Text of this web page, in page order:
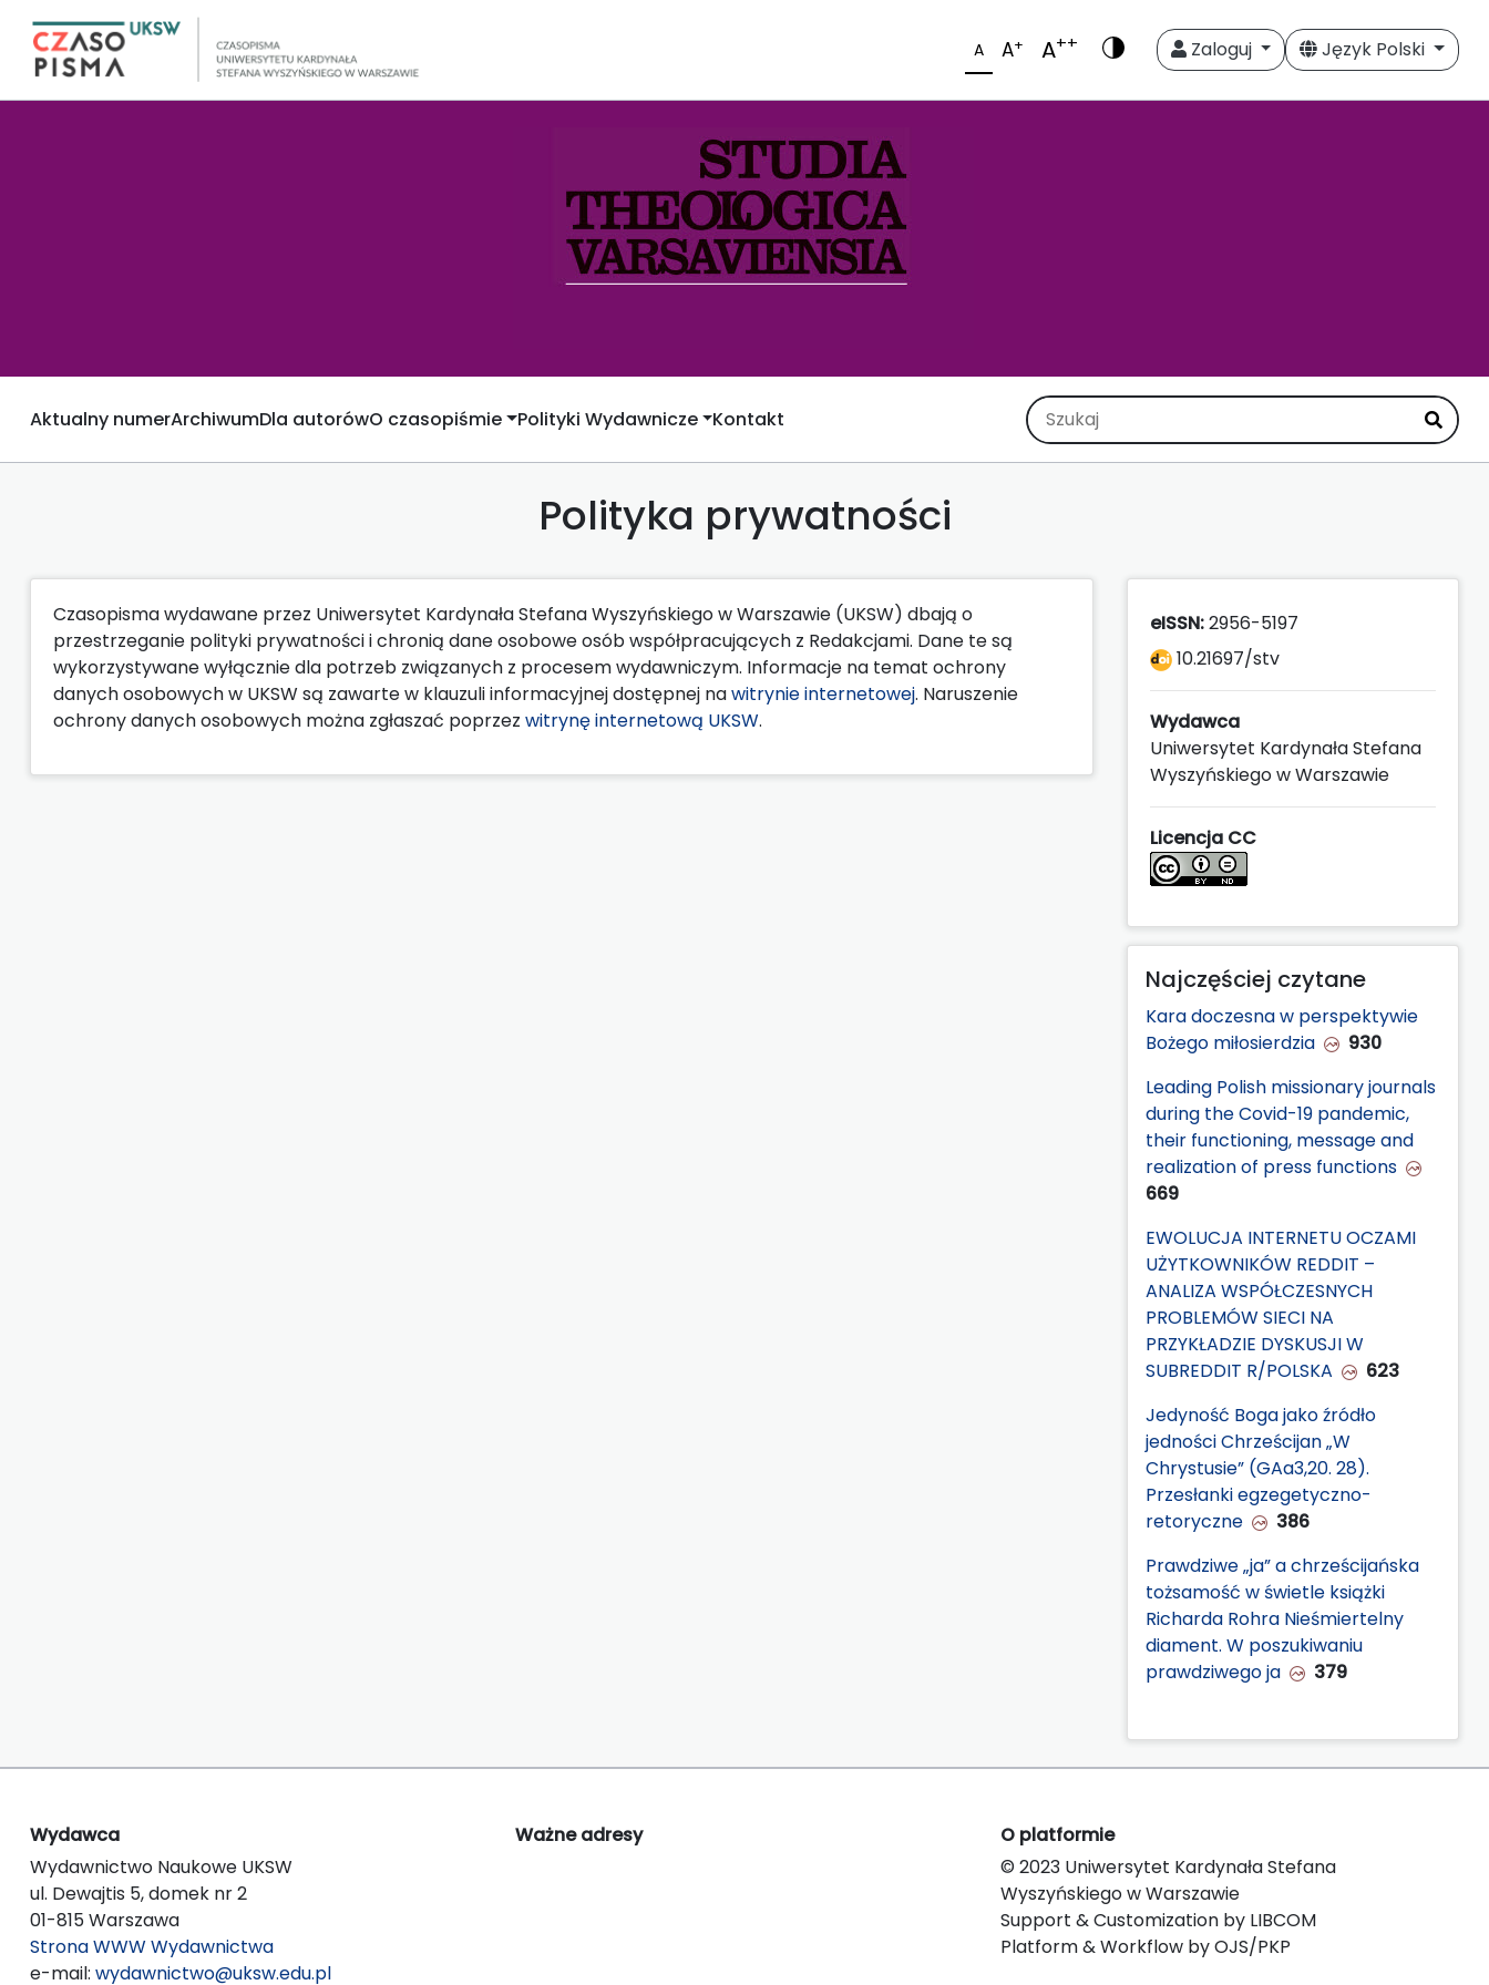
A A+ A++ Zaloguj Język Polski
Aktualny numerArchiwumDla autorówO czasopiśmie Polityki Wydawnicze Kontakt
Polityka prywatności
Czasopisma wydawane przez Uniwersytet Kardynała Stefana Wyszyńskiego w Warszawie (UKSW) dbają o
przestrzeganie polityki prywatności i chronią dane osobowe osób współpracujących z Redakcjami. Dane te są
wykorzystywane wyłącznie dla potrzeb związanych z procesem wydawniczym. Informacje na temat ochrony
danych osobowych w UKSW są zawarte w klauzuli informacyjnej dostępnej nawitrynie internetowej. Naruszenie
ochrony danych osobowych można zgłaszać poprzez witrynę internetową UKSW.
eISSN:2956-5197
10.21697/stv
Wydawca
Uniwersytet Kardynała Stefana
Wyszyńskiego w Warszawie
Licencja CC
Najczęściej czytane
Kara doczesna w perspektywie
Bożego miłosierdzia
930
Leading Polish missionary journals
during the Covid-19 pandemic,
their functioning, message and
realization of press functions
669
EWOLUCJA INTERNETU OCZAMI
UŻYTKOWNIKÓW REDDIT –
ANALIZA WSPÓŁCZESNYCH
PROBLEMÓW SIECI NA
PRZYKŁADZIE DYSKUSJI W
SUBREDDIT R/POLSKA
623
Jedyność Boga jako źródło
jedności Chrześcijan „W
Chrystusie” (GAa3,20. 28).
Przesłanki egzegetyczno-
retoryczne
386
Prawdziwe „ja” a chrześcijańska
tożsamość w świetle książki
Richarda Rohra Nieśmiertelny
diament. W poszukiwaniu
prawdziwego ja
379
Wydawca
Wydawnictwo Naukowe UKSW
ul. Dewajtis 5, domek nr 2
01-815 Warszawa
Strona WWW Wydawnictwa
e-mail: wydawnictwo@uksw.edu.pl
Ważne adresy
O platformie
© 2023 Uniwersytet Kardynała Stefana
Wyszyńskiego w Warszawie
Support & Customization by LIBCOM
Platform & Workflow by OJS/PKP